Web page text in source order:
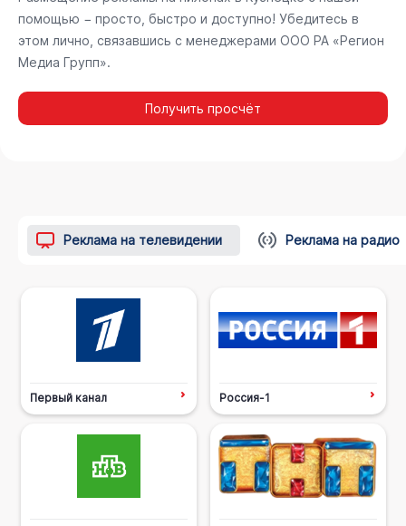
помощью − просто, быстро и доступно! Убедитесь в
этом лично, связавшись с менеджерами ООО РА «Регион
Медиа Групп».
Получить просчёт
Реклама на телевидении Реклама на радио
Первый канал Россия-1